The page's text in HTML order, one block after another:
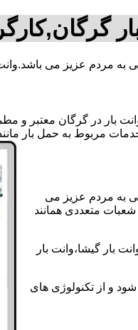
به مردم عزیز می
در گرگان معتبر و
مربوط به حمل بار
به مردم عزیز می
شعبات متعددی همانند
بار گیشا،وانت بار
و از تکنولوژی های